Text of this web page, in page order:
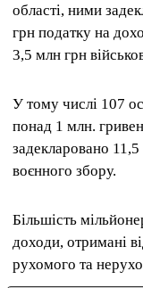
області, ними
грн податку на
3,5 млн грн
У тому числі 107
понад 1 млн.
задекларовано
воєнного збору.
Більшість
доходи, отримані
рухомого та